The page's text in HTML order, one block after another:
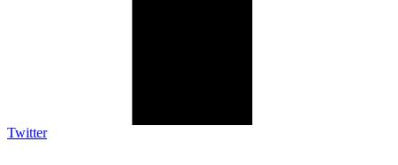
Twitter